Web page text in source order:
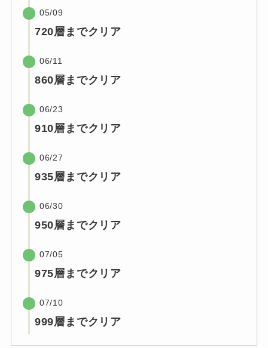
05/09
720層までクリア
06/11
860層までクリア
06/23
910層までクリア
06/27
935層までクリア
06/30
950層までクリア
07/05
975層までクリア
07/10
999層までクリア